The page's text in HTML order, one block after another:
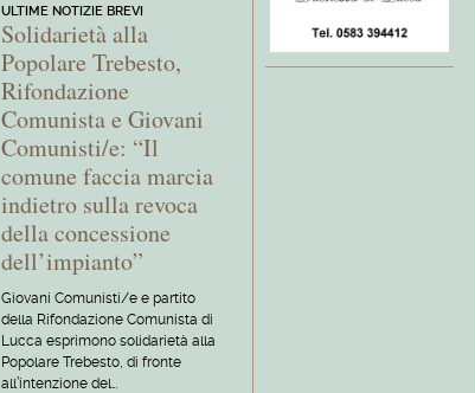
ULTIME NOTIZIE BREVI
Solidarietà alla
Popolare Trebesto,
Rifondazione
Comunista e Giovani
Comunisti/e: “Il
comune faccia marcia
indietro sulla revoca
della concessione
dell’impianto”
Giovani Comunisti/e e partito
della Rifondazione Comunista di
Lucca esprimono solidarietà alla
Popolare Trebesto, di fronte
all’intenzione del…